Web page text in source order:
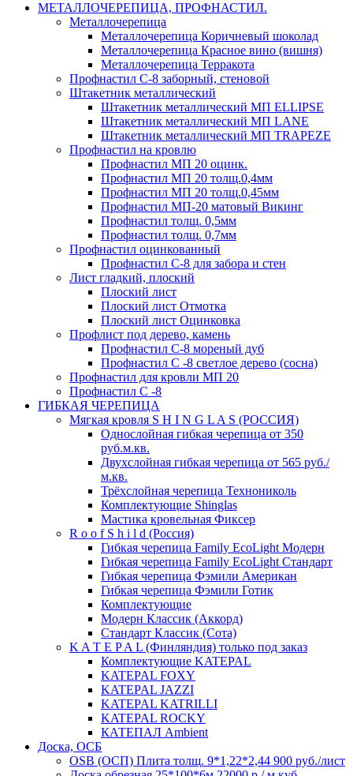
МЕТАЛЛОЧЕРЕПИЦА, ПРОФНАСТИЛ.
Металлочерепица
Металлочерепица Коричневый шоколад
Металлочерепица Красное вино (вишня)
Металлочерепица Терракота
Профнастил С-8 заборный, стеновой
Штакетник металлический
Штакетник металлический МП ELLIPSE
Штакетник металлический МП LАNE
Штакетник металлический МП TRAPEZE
Профнастил на кровлю
Профнастил МП 20 оцинк.
Профнастил МП 20 толщ.0,4мм
Профнастил МП 20 толщ.0,45мм
Профнастил МП-20 матовый Викинг
Профнастил толщ. 0,5мм
Профнастил толщ. 0,7мм
Профнастил оцинкованный
Профнастил С-8 для забора и стен
Лист гладкий, плоский
Плоский лист
Плоский лист Отмотка
Плоский лист Оцинковка
Профлист под дерево, камень
Профнастил С-8 мореный дуб
Профнастил С -8 светлое дерево (сосна)
Профнастил для кровли МП 20
Профнастил С -8
ГИБКАЯ ЧЕРЕПИЦА
Мягкая кровля S H I N G L A S (РОССИЯ)
Однослойная гибкая черепица от 350
руб.м.кв.
Двухслойная гибкая черепица от 565 руб./
м.кв.
Трёхслойная черепица Технониколь
Комплектующие Shinglas
Мастика кровельная Фиксер
R o o f S h i l d (Россия)
Гибкая черепица Family ЕсоLight Модерн
Гибкая черепица Family ЕсоLight Стандарт
Гибкая черепица Фэмили Американ
Гибкая черепица Фэмили Готик
Комплектующие
Модерн Классик (Аккорд)
Стандарт Классик (Сота)
K A T E P A L (Финляндия) только под заказ
Комплектующие KATEPAL
KATEPAL FOXY
KATEPAL JAZZI
KATEPAL KATRILLI
KATEPAL ROCKY
КАТЕПАЛ Ambient
Доска, ОСБ
OSB (ОСП) Плита толщ. 9*1,22*2,44 900 руб./лист